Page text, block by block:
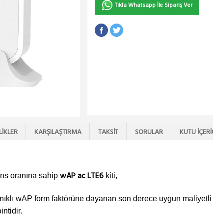
Tıkla Whatsapp İle Sipariş Ver
KARŞILAŞTIRMA TAKSIT SORULAR KUTU
oranına sahip wAP ac LTE6 kiti,
wAP form faktörüne dayanan son derece uygun maliyetli